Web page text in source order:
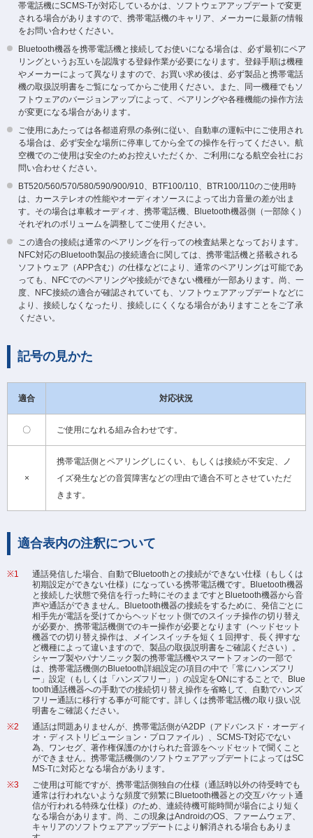
帯電話機にSCMS-Tが対応しているかは、ソフトウェアアップデートで変更
される場合がありますので、携帯電話機のキャリア、メーカーに最新の情報
をお問い合わせください。
Bluetooth機器を携帯電話機と接続してお使いになる場合は、必ず最初にペア
リングというお互いを認識する登録作業が必要になります。登録手順は機種
やメーカーによって異なりますので、お買い求め後は、必ず製品と携帯電話
機の取扱説明書をご覧になってからご使用ください。また、同一機種でもソ
フトウェアのバージョンアップによって、ペアリングや各種機能の操作方法
が変更になる場合があります。
ご使用にあたっては各都道府県の条例に従い、自動車の運転中にご使用され
る場合は、必ず安全な場所に停車してから全ての操作を行ってください。航
空機でのご使用は安全のためお控えいただくか、ご利用になる航空会社にお
問い合わせください。
BT520/560/570/580/590/900/910、BTF100/110、BTR100/110のご使用時
は、カーステレオの性能やオーディオソースによって出力音量の差が出ま
す。その場合は車載オーディオ、携帯電話機、Bluetooth機器側（一部除く）
それぞれのボリュームを調整してご使用ください。
この適合の接続は通常のペアリングを行っての検査結果となっております。
NFC対応のBluetooth製品の接続適合に関しては、携帯電話機と搭載される
ソフトウェア（APP含む）の仕様などにより、通常のペアリングは可能であ
っても、NFCでのペアリングや接続ができない機種が一部あります。尚、一
度、NFC接続の適合が確認されていても、ソフトウェアアップデートなどに
より、接続しなくなったり、接続しにくくなる場合がありますことをご了承
ください。
記号の見かた
適合 対応状況
〇 ご使用になれる組み合わせです。
×
携帯電話側とペアリングしにくい、もしくは接続が不安定、ノ
イズ発生などの音質障害などの理由で適合不可とさせていただ
きます。
適合表内の注釈について
通話発信した場合、自動でBluetoothとの接続ができない仕様（もしくは
初期設定ができない仕様）になっている携帯電話機です。Bluetooth機器
と接続した状態で発信を行った時にそのままですとBluetooth機器から音
声や通話ができません。Bluetooth機器の接続をするために、発信ごとに
相手先が電話を受けてからヘッドセット側でのスイッチ操作の切り替え
が必要か、携帯電話機側でのキー操作が必要となります（ヘッドセット
機器での切り替え操作は、メインスイッチを短く１回押す、長く押すな
ど機種によって違いますので、製品の取扱説明書をご確認ください）。
シャープ製やパナソニック製の携帯電話機やスマートフォンの一部で
は、携帯電話機側のBluetooth詳細設定の項目の中で「常にハンズフリ
ー」設定（もしくは「ハンズフリー」）の設定をONにすることで、Blue
tooth通話機器への手動での接続切り替え操作を省略して、自動でハンズ
フリー通話に移行する事が可能です。詳しくは携帯電話機の取り扱い説
明書をご確認ください。
通話は問題ありませんが、携帯電話側がA2DP（アドバンスド・オーディ
オ・ディストリビューション・プロファイル）、SCMS-T対応でない
為、ワンセグ、著作権保護のかけられた音源をヘッドセットで聞くこと
ができません。携帯電話機側のソフトウェアアップデートによってはSC
MS-Tに対応となる場合があります。
ご使用は可能ですが、携帯電話側独自の仕様（通話時以外の待受時でも
通常は行われないような頻度で頻繁にBluetooth機器との交互パケット通
信が行われる特殊な仕様）のため、連続待機可能時間が場合により短く
なる場合があります。尚、この現象はAndroidのOS、ファームウェア、
キャリアのソフトウェアアップデートにより解消される場合もありま